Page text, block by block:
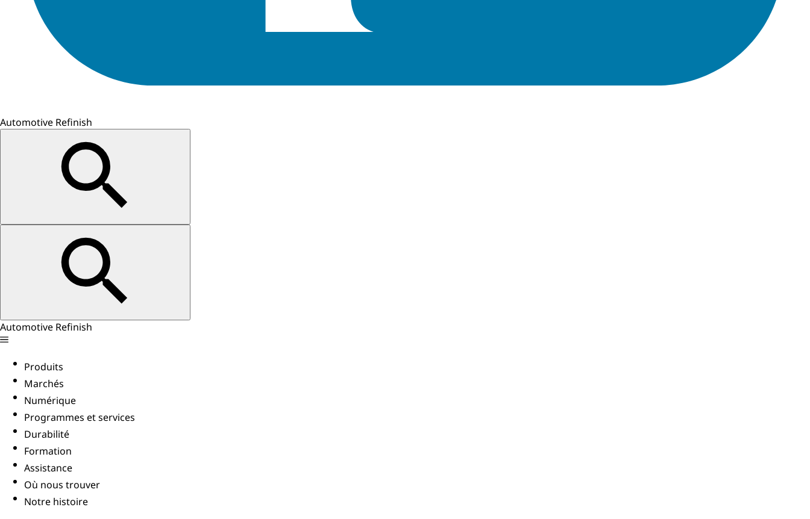
Automotive Refinish
Automotive Refinish
Produits
Marchés
Numérique
Programmes et services
Durabilité
Formation
Assistance
Où nous trouver
Notre histoire